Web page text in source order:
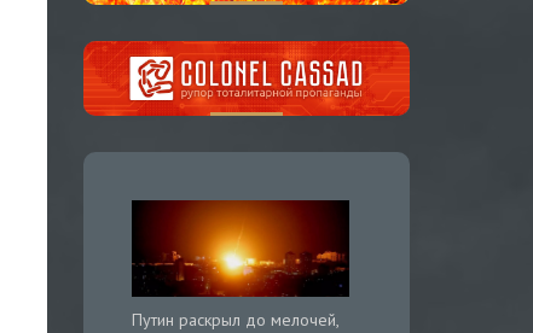
Путин раскрыл до мелочей,